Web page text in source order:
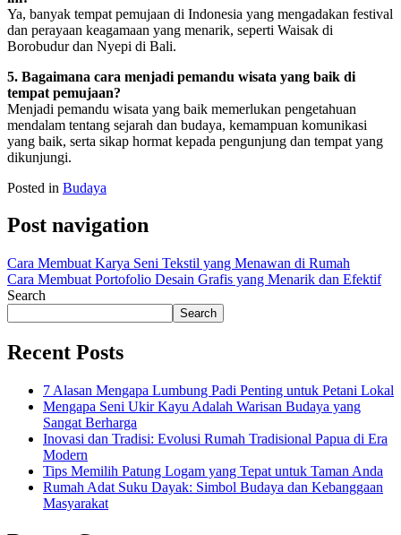
Ya, banyak tempat pemujaan di Indonesia yang mengadakan festival
dan perayaan keagamaan yang menarik, seperti Waisak di
Borobudur dan Nyepi di Bali.
5. Bagaimana cara menjadi pemandu wisata yang baik di
tempat pemujaan?
Menjadi pemandu wisata yang baik memerlukan pengetahuan
mendalam tentang sejarah dan budaya, kemampuan komunikasi
yang baik, serta sikap hormat kepada pengunjung dan tempat yang
dikunjungi.
Posted in Budaya
Post navigation
Cara Membuat Karya Seni Tekstil yang Menawan di Rumah
Cara Membuat Portofolio Desain Grafis yang Menarik dan Efektif
Search
Search
Recent Posts
7 Alasan Mengapa Lumbung Padi Penting untuk Petani Lokal
Mengapa Seni Ukir Kayu Adalah Warisan Budaya yang
Sangat Berharga
Inovasi dan Tradisi: Evolusi Rumah Tradisional Papua di Era
Modern
Tips Memilih Patung Logam yang Tepat untuk Taman Anda
Rumah Adat Suku Dayak: Simbol Budaya dan Kebanggaan
Masyarakat